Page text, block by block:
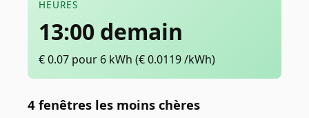
HEURES
13:00 demain
€0.07 pour 6 kWh (€0.0119/kWh)
4 fenêtres les moins chères